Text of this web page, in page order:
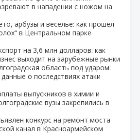
в нападении с ножом на
арбузы и веселье: как прошёл
в Центральном парке
на 3,6 млн долларов: как
выходит на зарубежные рынки
область под ударом:
о последствиях атаки
выпускников в химии и
вузы закрепились в
конкурс на ремонт моста
канал в Красноармейском